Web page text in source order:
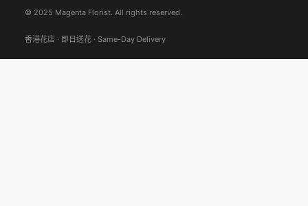
© 2025 Magenta Florist. All rights reserved.
香港花店 · 即日送花 · Same-Day Delivery